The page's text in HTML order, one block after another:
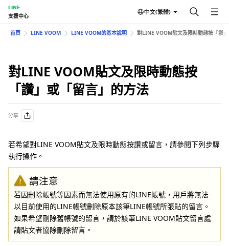
LINE
支援中心
中文(繁體)
首頁 LINE VOOM LINE VOOM的基本說明 對LINE VOOM貼文及限時動態按「讚
對LINE VOOM貼文及限時動態按
「讚」或「留言」的方法
分享
若希望對LINE VOOM貼文及限時動態按讚或留言，請參閱下列步驟
執行操作。
請注意
若因刪除帳號等因素而無法使用原有的LINE帳號，用戶將無法
以目前使用的LINE帳號刪除原本該筆LINE帳號所張貼的留言。
如果希望刪除舊帳號的留言，請於該筆LINE VOOM貼文留言處
請貼文者協除刪除留言。